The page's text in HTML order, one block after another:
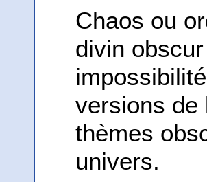
Chaos ou
divin
versions de
thèmes
univers.